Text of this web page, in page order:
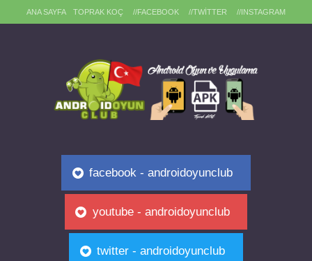
ANA SAYFA TOPRAK KOÇ //FACEBOOK //TWITTER //INSTAGRAM
facebook - androidoyunclub
youtube - androidoyunclub
twitter - androidoyunclub